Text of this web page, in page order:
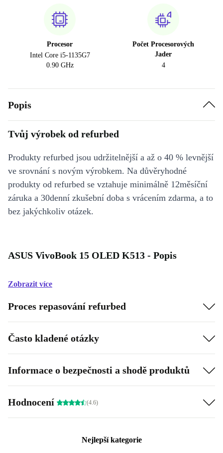
Procesor
Intel Core i5-1135G7
0.90 GHz
Počet Procesorových
Jader
4
Popis
Tvůj výrobek od refurbed
Produkty refurbed jsou udržitelnější a až o 40 % levnější
ve srovnání s novým výrobkem. Na důvěryhodné
produkty od refurbed se vztahuje minimálně 12měsíční
záruka a 30denní zkušební doba s vrácením zdarma, a to
bez jakýchkoliv otázek.
ASUS VivoBook 15 OLED K513 - Popis
Zobrazit více
Proces repasování refurbed
Často kladené otázky
Informace o bezpečnosti a shodě produktů
Hodnocení (4.6)
Nejlepší kategorie